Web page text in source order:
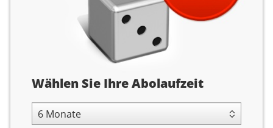
Abolaufzeit
Wählen Sie Ihre Abolaufzeit